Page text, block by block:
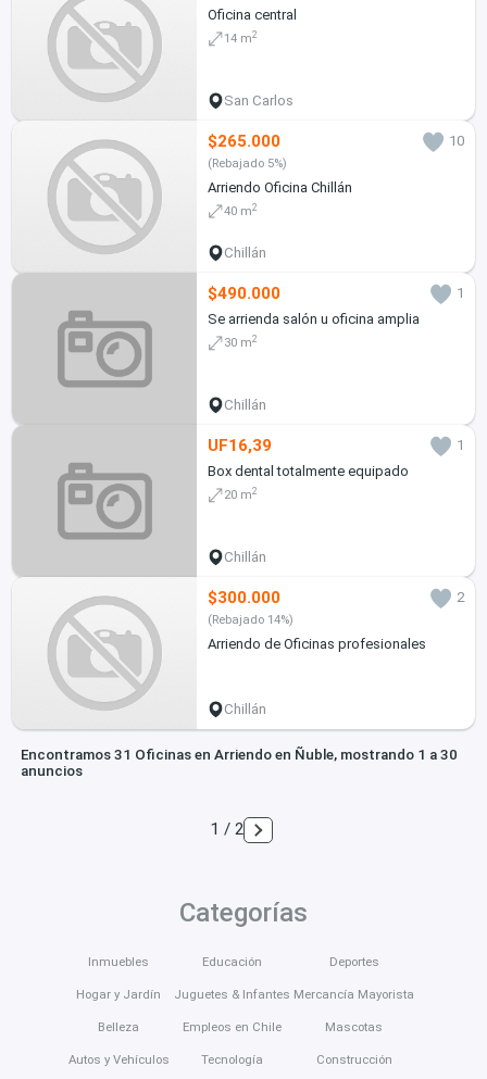
Oficina central
14 m2
San Carlos
$265.000 10
(Rebajado 5%)
Arriendo Oficina Chillán
40 m2
Chillán
$490.000
1
Se arrienda salón u oficina amplia
30 m2
Chillán
UF16,39
1
Box dental totalmente equipado
20 m2
Chillán
$300.000 2
(Rebajado 14%)
Arriendo de Oficinas profesionales
Chillán
Encontramos 31 Oficinas en Arriendo en Ñuble, mostrando 1 a 30
anuncios
1 / 2
Categorías
Inmuebles
Hogar y Jardín
Belleza
Autos y Vehículos
Educación
Juguetes & Infantes
Empleos en Chile
Tecnología
Deportes
Mercancía Mayorista
Mascotas
Construcción